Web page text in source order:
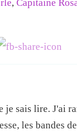
, Capitaine
je sais lire. J'ai
les bandes